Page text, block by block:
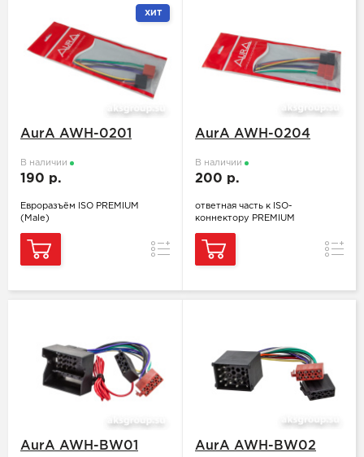
ХИТ
AurA AWH-0201
В наличии
190 р.
Евроразъём ISO PREMIUM
(Male)
Сравнение
AurA AWH-0204
В наличии
200 р.
ответная часть к ISO-
коннектору PREMIUM
AurA AWH-BW01 AurA AWH-BW02